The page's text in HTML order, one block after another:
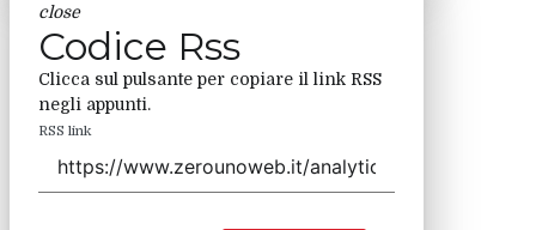
close
Codice Rss
Clicca sul pulsante per copiare il link RSS
negli appunti.
RSS link